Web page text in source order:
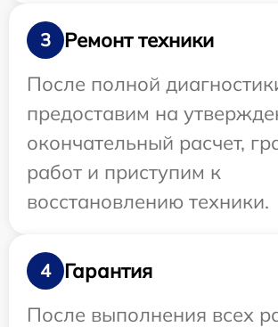
3
Ремонт техники
После полной
предоставим на
окончательный расчет,
работ и приступим к
восстановлению техники.
4
Гарантия
После выполнения всех